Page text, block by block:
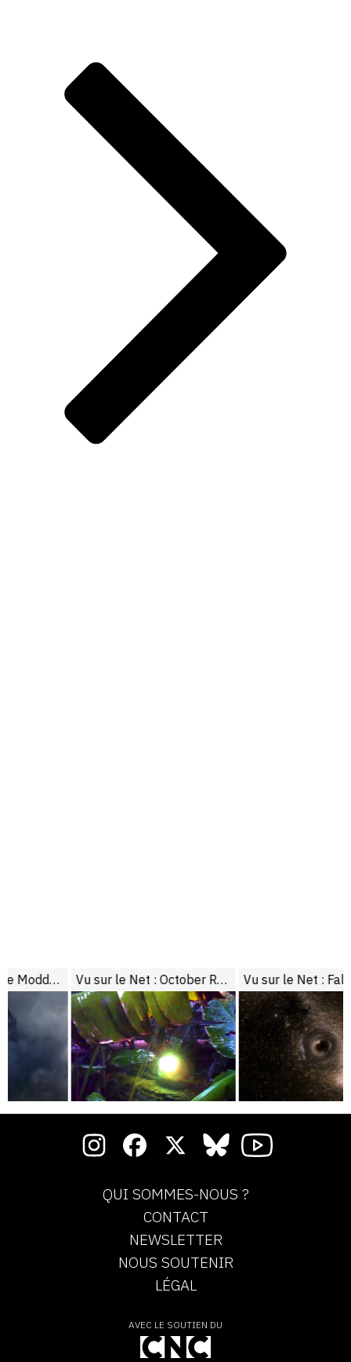
Vu sur le Net : October Rumbles Vu sur le Net : Falling into a Black Hole 360 VR
QUI SOMMES-NOUS ?
CONTACT
NEWSLETTER
NOUS SOUTENIR
LÉGAL
AVEC LE SOUTIEN DU